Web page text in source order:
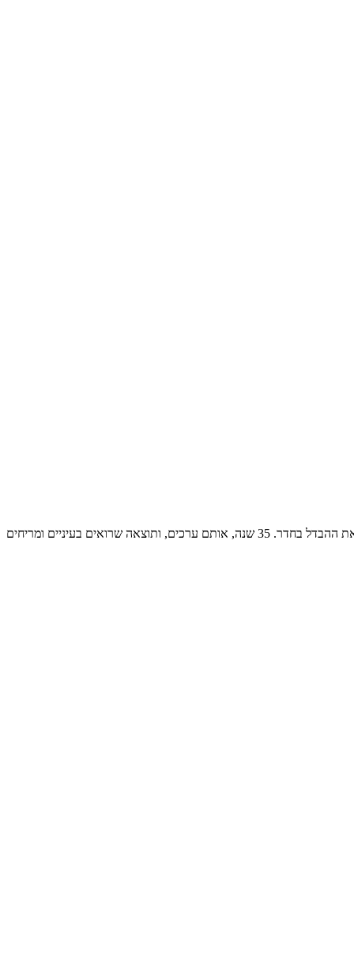
אנחנו עסק משפחתי מחיפה. מנקים ספות, שטיחים, מזרנים, כורסאות וכיסאות בבתים ובעסקים בחיפה, בקריות ובכל הצפון, ומחטאים מזגנים שעושים את ההבדל בחדר. 35 שנה, אותם ערכים, ותוצאה שרואים בעיניים ומריחים